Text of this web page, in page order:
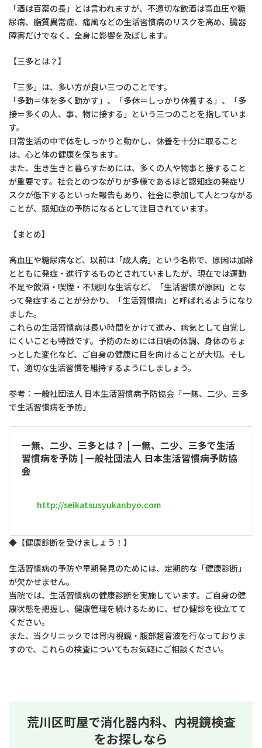
「酒は百薬の長」とは言われますが、不適切な飲酒は高血圧や糖
尿病、脂質異常症、痛風などの生活習慣病のリスクを高め、臓器
障害だけでなく、全身に影響を及ぼします。
【三多とは？】
「三多」は、多い方が良い三つのことです。
「多動＝体を多く動かす」、「多休＝しっかり休養する」、「多
接＝多くの人、事、物に接する」という三つのことを指していま
す。
日常生活の中で体をしっかりと動かし、休養を十分に取ること
は、心と体の健康を保ちます。
また、生き生きと暮らすためには、多くの人や物事と接すること
が重要です。社会とのつながりが多様であるほど認知症の発症リ
スクが低下するといった報告もあり、社会に参加して人とつながる
ことが、認知症の予防になるとして注目されています。
【まとめ】
高血圧や糖尿病など、以前は「成人病」という名称で、原因は加齢
とともに発症・進行するものとされていましたが、現在では運動
不足や飲酒・喫煙・不規則な生活など、「生活習慣が原因」とな
って発症することが分かり、「生活習慣病」と呼ばれるようになり
ました。
これらの生活習慣病は長い時間をかけて進み、病気として自覚し
にくいことも特徴です。予防のためには日頃の体調、身体のちょ
っとした変化など、ご自身の健康に目を向けることが大切。そし
て、適切な生活習慣を維持するようにしましょう。
参考：一般社団法人 日本生活習慣病予防協会「一無、二少、三多
で生活習慣病を予防」
一無、二少、三多とは？ | 一無、二少、三多で生活
習慣病を予防 | 一般社団法人 日本生活習慣病予防協
会
http://seikatsusyukanbyo.com
◆【健康診断を受けましょう！】
生活習慣病の予防や早期発見のためには、定期的な「健康診断」
が欠かせません。
当院では、生活習慣病の健康診断を実施しています。ご自身の健
康状態を把握し、健康管理を続けるために、ぜひ健診を役立てて
ください。
また、当クリニックでは胃内視鏡・腹部超音波を行なっておりま
すので、これらの検査についてもお気軽にご相談ください。
荒川区町屋で消化器内科、内視鏡検査
をお探しなら